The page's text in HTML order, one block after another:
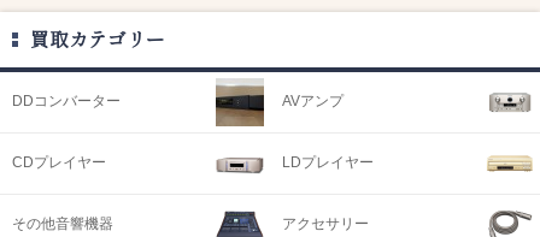
買取カテゴリー
DDコンバーター AVアンプ
CDプレイヤー LDプレイヤー
その他音響機器 アクセサリー